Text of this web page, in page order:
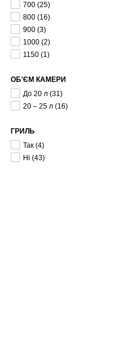
700 (25)
800 (16)
900 (3)
1000 (2)
1150 (1)
ОБ'ЄМ КАМЕРИ
До 20 л (31)
20 – 25 л (16)
ГРИЛЬ
Так (4)
Ні (43)